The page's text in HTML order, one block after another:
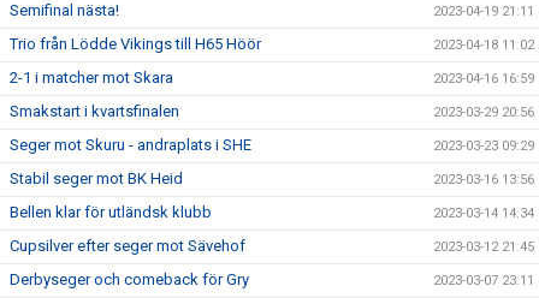
Semifinal nästa! 2023-04-19 21:11
Trio från Lödde Vikings till H65 Höör 2023-04-18 11:02
2-1 i matcher mot Skara 2023-04-16 16:59
Smakstart i kvartsfinalen 2023-03-29 20:56
Seger mot Skuru - andraplats i SHE 2023-03-23 09:29
Stabil seger mot BK Heid 2023-03-16 13:56
Bellen klar för utländsk klubb 2023-03-14 14:34
Cupsilver efter seger mot Sävehof 2023-03-12 21:45
Derbyseger och comeback för Gry 2023-03-07 23:11